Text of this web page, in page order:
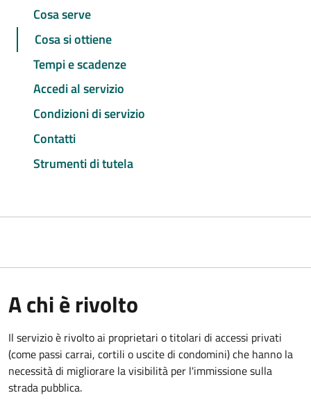
Cosa serve
Cosa si ottiene
Tempi e scadenze
Accedi al servizio
Condizioni di servizio
Contatti
Strumenti di tutela
A chi è rivolto
Il servizio è rivolto ai proprietari o titolari di accessi privati
(come passi carrai, cortili o uscite di condomini) che hanno la
necessità di migliorare la visibilità per l'immissione sulla
strada pubblica.